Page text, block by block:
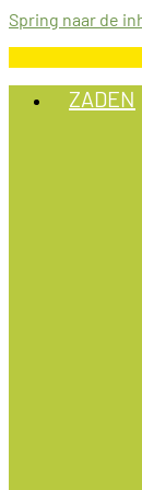
Spring naar de
ZADEN